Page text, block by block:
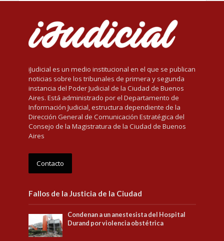
iJudicial es un medio institucional en el que se publican
noticias sobre los tribunales de primera y segunda
instancia del Poder Judicial de la Ciudad de Buenos
Aires. Está administrado por el Departamento de
Información Judicial, estructura dependiente de la
Dirección General de Comunicación Estratégica del
Consejo de la Magistratura de la Ciudad de Buenos
Aires
Contacto
Fallos de la Justicia de la Ciudad
Condenan a un anestesista del Hospital
Durand por violencia obstétrica